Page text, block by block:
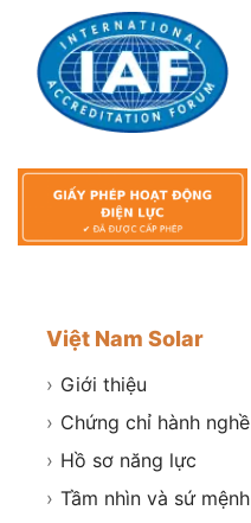
Việt Nam Solar
› Giới thiệu
› Chứng chỉ hành nghề
› Hồ sơ năng lực
› Tầm nhìn và sứ mệnh